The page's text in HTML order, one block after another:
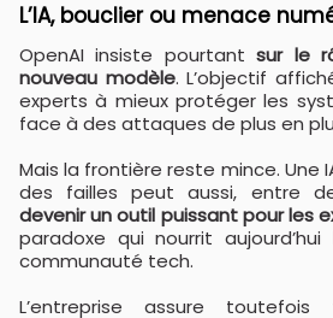
L’IA, bouclier ou menace
OpenAI insiste pourtantsur le
nouveau modèle. L’objectif
experts à mieux protéger les
face à des attaques de plus en
Mais la frontière reste mince. Une
des failles peut aussi, entre
devenir un outil puissant pour les
paradoxe qui nourrit
communauté tech.
L’entreprise assure